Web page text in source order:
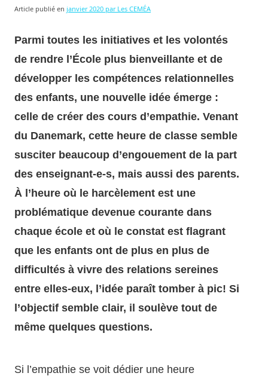
Article publié en janvier 2020 par Les CEMÉA
Parmi toutes les initiatives et les volontés
de rendre l’École plus bienveillante et de
développer les compétences relationnelles
des enfants, une nouvelle idée émerge :
celle de créer des cours d’empathie. Venant
du Danemark, cette heure de classe semble
susciter beaucoup d’engouement de la part
des enseignant-e-s, mais aussi des parents.
À l’heure où le harcèlement est une
problématique devenue courante dans
chaque école et où le constat est flagrant
que les enfants ont de plus en plus de
difficultés à vivre des relations sereines
entre elles-eux, l’idée paraît tomber à pic! Si
l’objectif semble clair, il soulève tout de
même quelques questions.
Si l’empathie se voit dédier une heure